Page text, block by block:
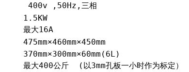
400v ,50Hz,三相
1.5KW
最大16A
475mm×460mm×450mm
370mm×300mm×60mm(6L)
最大400公斤 (以3mm孔板一小时作为标定）